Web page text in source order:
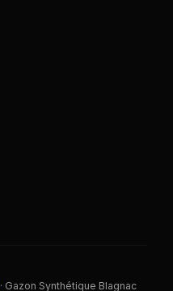
· Gazon Synthétique Blagnac